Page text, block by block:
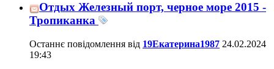
Отдых Железный порт, черное море 2015 -
Тропиканка
Останнє повідомлення від 19Екатерина1987 24.02.2024
19:43